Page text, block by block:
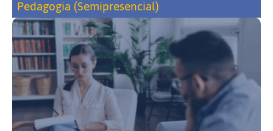
Pedagogia (Semipresencial)